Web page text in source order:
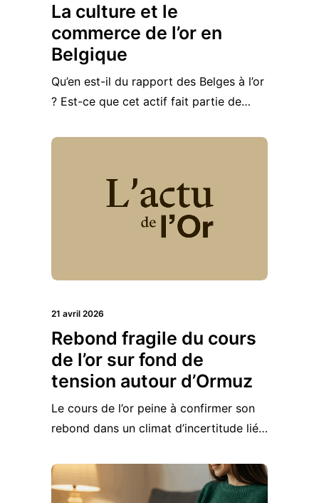
La culture et le
commerce de l’or en
Belgique
Qu’en est-il du rapport des Belges à l’or
? Est-ce que cet actif fait partie de…
21 avril 2026
Rebond fragile du cours
de l’or sur fond de
tension autour d’Ormuz
Le cours de l’or peine à confirmer son
rebond dans un climat d’incertitude lié…